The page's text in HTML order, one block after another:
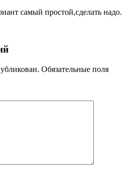
самый простой,сделать надо.
Обязательные поля